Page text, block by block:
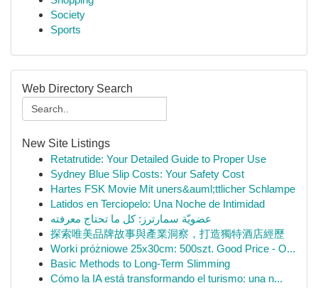
Society
Sports
Web Directory Search
New Site Listings
Retatrutide: Your Detailed Guide to Proper Use
Sydney Blue Slip Costs: Your Safety Cost
Hartes FSK Movie Mit uners&auml;ttlicher Schlampe
Latidos en Terciopelo: Una Noche de Intimidad
عضويّة سمارترز: كل ما تحتاج معرفته
探索唯美品牌故事與產業洞察，打造獨特酒店經歷
Worki próżniowe 25x30cm: 500szt. Good Price - O...
Basic Methods to Long-Term Slimming
Cómo la IA está transformando el turismo: una n...